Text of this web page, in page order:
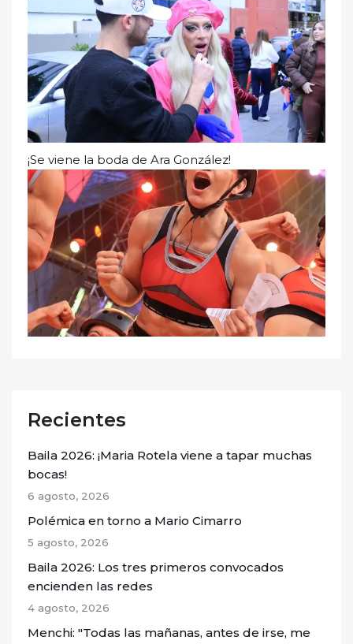
¡Se viene la boda de Ara González!
Recientes
Baila 2026: ¡Maria Rotela viene a tapar muchas
bocas!
6 agosto, 2026
Polémica en torno a Mario Cimarro
5 agosto, 2026
Baila 2026: Los tres primeros convocados
encienden las redes
4 agosto, 2026
Menchi: "Todas las mañanas, antes de irse, me